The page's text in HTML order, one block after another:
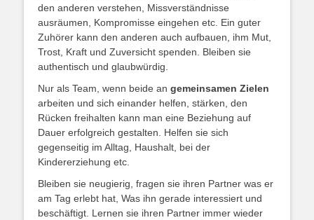
den anderen verstehen, Missverständnisse
ausräumen, Kompromisse eingehen etc. Ein guter
Zuhörer kann den anderen auch aufbauen, ihm Mut,
Trost, Kraft und Zuversicht spenden. Bleiben sie
authentisch und glaubwürdig.
Nur als Team, wenn beide an gemeinsamen Zielen
arbeiten und sich einander helfen, stärken, den
Rücken freihalten kann man eine Beziehung auf
Dauer erfolgreich gestalten. Helfen sie sich
gegenseitig im Alltag, Haushalt, bei der
Kindererziehung etc.
Bleiben sie neugierig, fragen sie ihren Partner was er
am Tag erlebt hat, Was ihn gerade interessiert und
beschäftigt. Lernen sie ihren Partner immer wieder